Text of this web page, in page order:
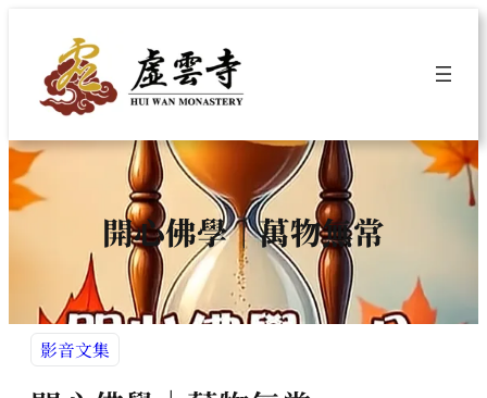
內
容
開心佛學｜萬物無常
影音文集